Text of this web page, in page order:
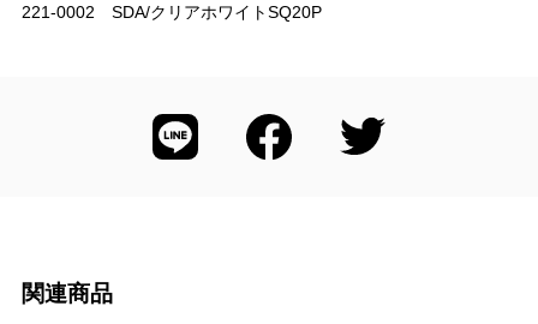
221-0002 SDA/クリアホワイトSQ20P
関連商品